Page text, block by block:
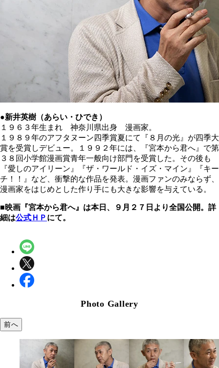
●新井英樹（あらい・ひでき）
１９６３年生まれ 神奈川県出身 漫画家。
１９８９年のアフタヌーン四季賞夏にて『８月の光』が四季大
賞を受賞しデビュー。１９９２年には、『宮本から君へ』で第
３８回小学館漫画賞青年一般向け部門を受賞した。その後も
『愛しのアイリーン』『ザ・ワールド・イズ・マイン』『キー
チ！！』など、衝撃的な作品を発表。漫画ファンのみならず、
漫画家をはじめとした作り手にも大きな影響を与えている。
■映画『宮本から君へ』は本日、９月２７日より全国公開。詳
細は公式ＨＰ にて。
Photo Gallery
前へ